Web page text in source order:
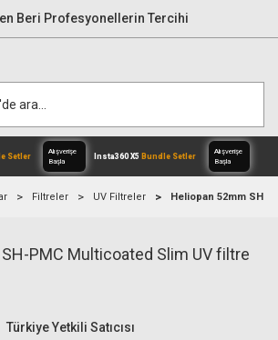
Beri Profesyonellerin Tercihi
IIIBundle Setler
Alışverişe
Filtreler UV Filtreler Heliopan 52mm SH-
PMC Multicoated Slim UV filtre
Türkiye Yetkili Satıcısı